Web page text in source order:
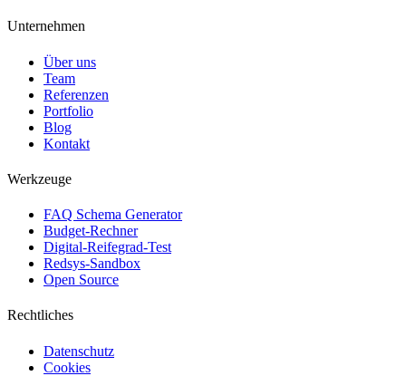
Unternehmen
Über uns
Team
Referenzen
Portfolio
Blog
Kontakt
Werkzeuge
FAQ Schema Generator
Budget-Rechner
Digital-Reifegrad-Test
Redsys-Sandbox
Open Source
Rechtliches
Datenschutz
Cookies